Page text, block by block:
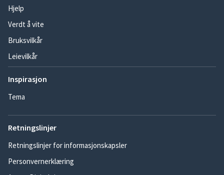
Hjelp
Verdt å vite
Bruksvilkår
Leievilkår
Inspirasjon
Tema
Retningslinjer
Retningslinjer for informasjonskapsler
Personvernerklæring